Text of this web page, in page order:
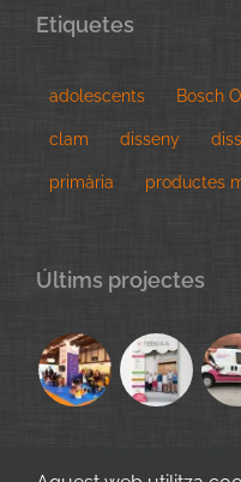
Etiquetes
adolescents Bosch
clam disseny
primària productes
Últims projectes